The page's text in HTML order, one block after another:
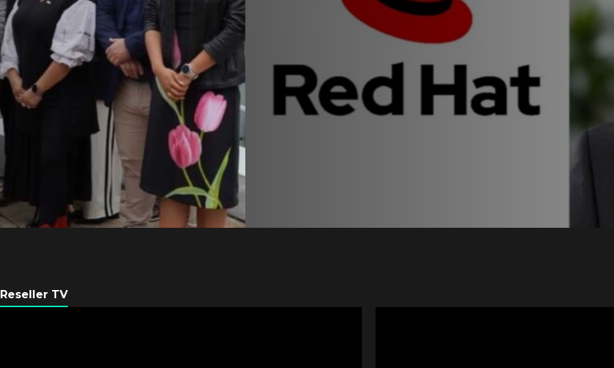
Equipo de Red Hat en
Latam se consolida con
Sinuhé Sánchez
REDACCIÓN LATAM 4 AGOSTO, 2026
Reseller TV